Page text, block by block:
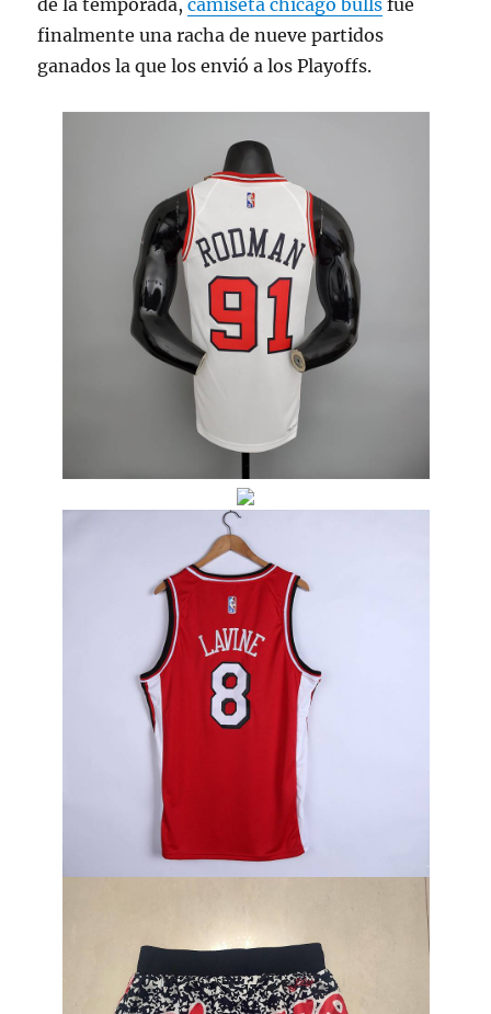
de la temporada,camiseta chicago bulls fue
finalmente una racha de nueve partidos
ganados la que los envió a los Playoffs.